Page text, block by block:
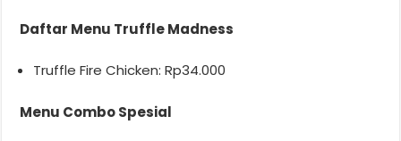
Daftar Menu Truffle Madness
Truffle Fire Chicken: Rp34.000
Menu Combo Spesial